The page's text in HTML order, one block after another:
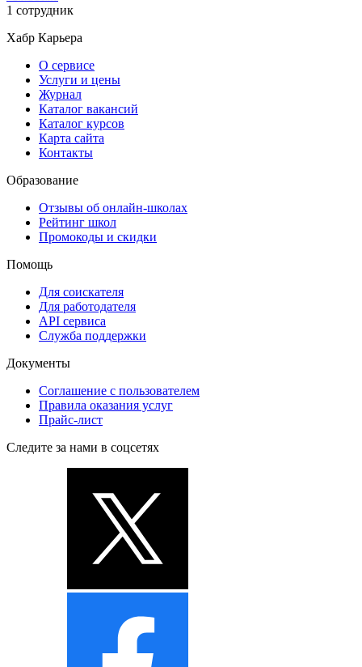
1 сотрудник
Хабр Карьера
О сервисе
Услуги и цены
Журнал
Каталог вакансий
Каталог курсов
Карта сайта
Контакты
Образование
Отзывы об онлайн-школах
Рейтинг школ
Промокоды и скидки
Помощь
Для соискателя
Для работодателя
API сервиса
Служба поддержки
Документы
Соглашение с пользователем
Правила оказания услуг
Прайс-лист
Следите за нами в соцсетях